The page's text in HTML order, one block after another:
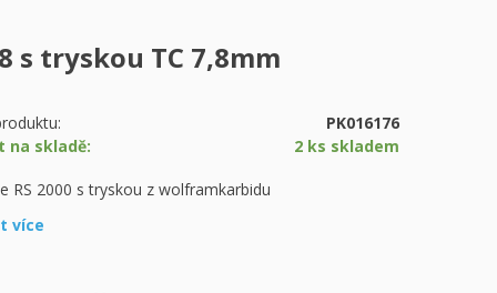
je prázdný.
s tryskou TC 7,8mm
PK016176
na skladě:
2 ks skladem
RS 2000 s tryskou z wolframkarbidu
více